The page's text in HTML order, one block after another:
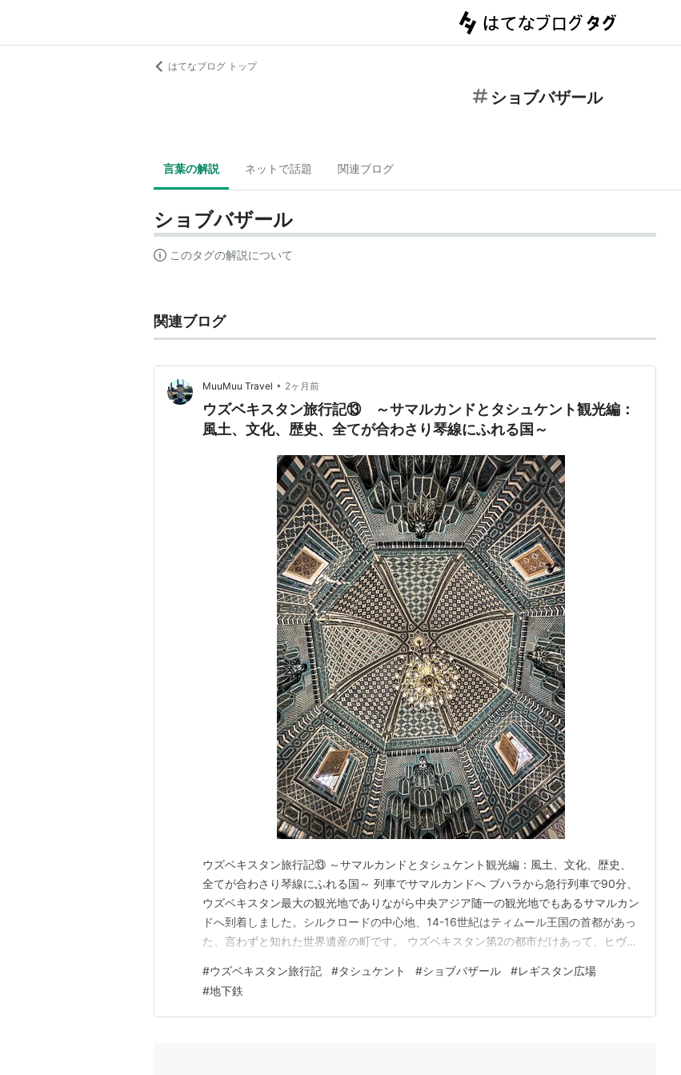
はてなブログ トップ
ショブバザール
言葉の解説 ネットで話題 関連ブログ
ショブバザール
このタグの解説について
関連ブログ
MuuMuu Travel • 2ヶ月前
ウズベキスタン旅行記⑬ ～サマルカンドとタシュケント観光編：
風土、文化、歴史、全てが合わさり琴線にふれる国～
ウズベキスタン旅行記⑬ ～サマルカンドとタシュケント観光編：風土、文化、歴史、
全てが合わさり琴線にふれる国～ 列車でサマルカンドへ ブハラから急行列車で90分、
ウズベキスタン最大の観光地でありながら中央アジア随一の観光地でもあるサマルカン
ドへ到着しました。シルクロードの中心地、14-16世紀はティムール王国の首都があっ
た、言わずと知れた世界遺産の町です。 ウズベキスタン第2の都市だけあって、ヒヴ
気汚染がひどくて驚きました。そして車が多いのにウズベキスタン流の運転ですから、
急ブレーキやら急な車線変更やら、もう怖いったら…
#ウズベキスタン旅行記 #タシュケント #ショブバザール #レギスタン広場
#地下鉄